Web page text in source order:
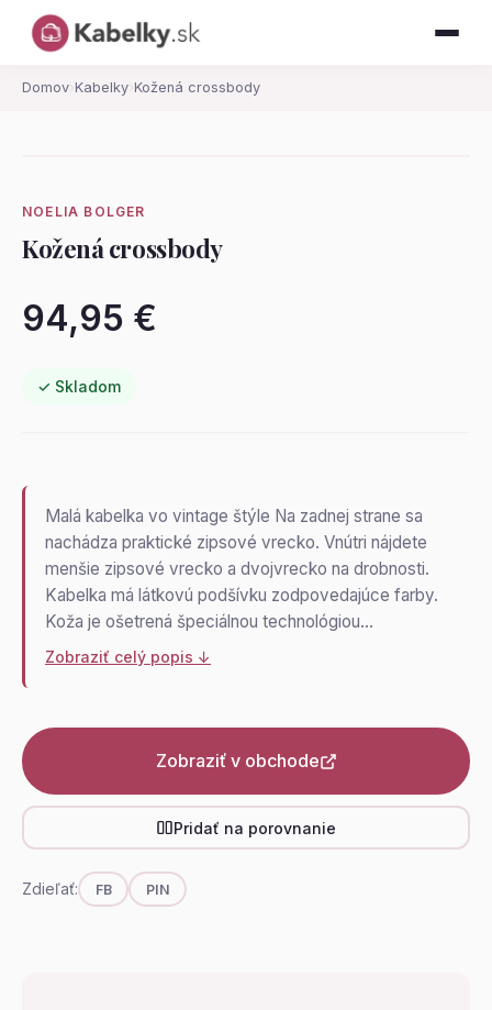
Domov› Kabelky› Kožená crossbody
NOELIA BOLGER
Kožená crossbody
94,95 €
✓ Skladom
Malá kabelka vo vintage štýle Na zadnej strane sa
nachádza praktické zipsové vrecko. Vnútri nájdete
menšie zipsové vrecko a dvojvrecko na drobnosti.
Kabelka má látkovú podšívku zodpovedajúce farby.
Koža je ošetrená špeciálnou technológiou…
Zobraziť celý popis ↓
Zobraziť v obchode
Pridať na porovnanie
Zdieľať: FB PIN